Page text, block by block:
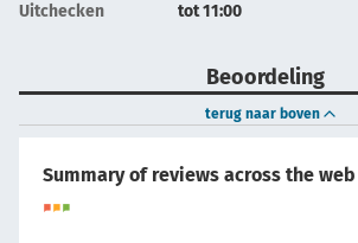
Uitchecken tot 11:00
Beoordeling
terug naar boven
Summary of reviews across the web